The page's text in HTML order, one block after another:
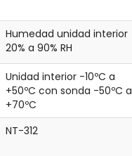
Humedad unidad interior
20% a 90% RH
Unidad interior -10ºC a
+50ºC con sonda -50ºC a
+70ºC
NT-312